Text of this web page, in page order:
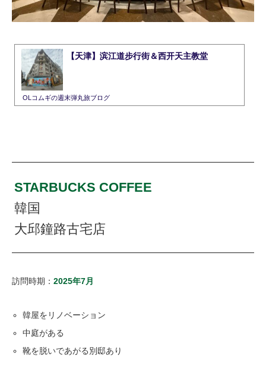
【天津】滨江道步行街＆西开天主教堂
OLコムギの週末弾丸旅ブログ
STARBUCKS COFFEE
韓国
大邱鐘路古宅店
訪問時期： 2025年7月
韓屋をリノベーション
中庭がある
靴を脱いであがる別邸あり